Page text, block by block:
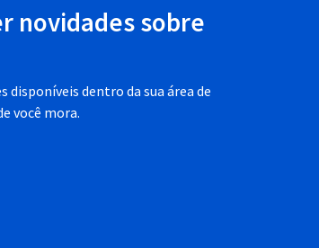
novidades sobre
disponíveis dentro da sua área de
você mora.